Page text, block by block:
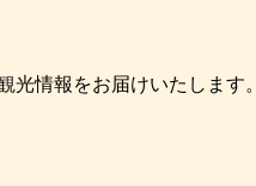
光情報をお届けいたします。